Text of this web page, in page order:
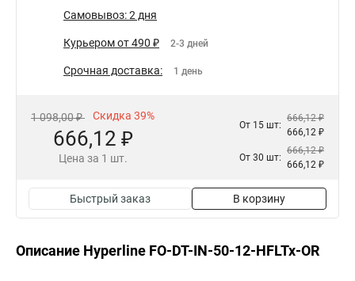
Самовывоз: 2 дня
Курьером от 490 ₽ 2-3 дней
Срочная доставка: 1 день
1 098,00 ₽ Скидка 39%
666,12 ₽
Цена за 1 шт.
От 15 шт:
666,12 ₽
666,12 ₽
От 30 шт:
666,12 ₽
666,12 ₽
Быстрый заказ В корзину
Описание Hyperline FO-DT-IN-50-12-HFLTx-OR